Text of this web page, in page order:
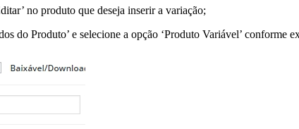
no produto que deseja inserir a variação;
do Produto’ e selecione a opção ‘Produto Variável’ conforme